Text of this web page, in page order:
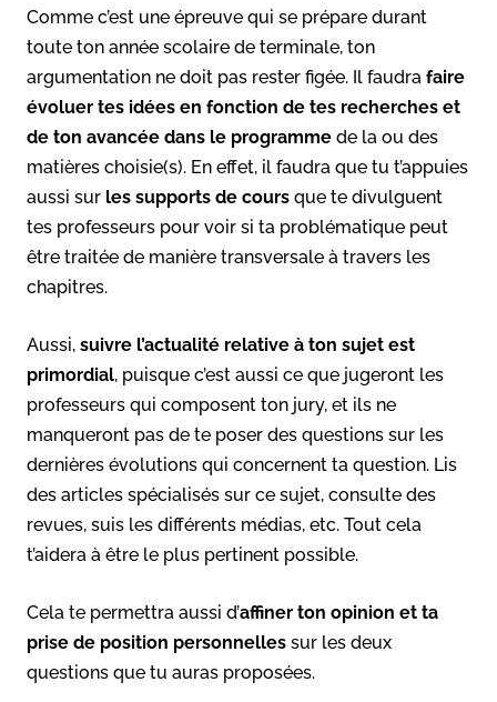
Comme c’est une épreuve qui se prépare durant
toute ton année scolaire de terminale, ton
argumentation ne doit pas rester figée. Il faudra faire
évoluer tes idées en fonction de tes recherches et
de ton avancée dans le programme de la ou des
matières choisie(s). En effet, il faudra que tu t’appuies
aussi sur les supports de cours que te divulguent
tes professeurs pour voir si ta problématique peut
être traitée de manière transversale à travers les
chapitres.
Aussi, suivre l’actualité relative à ton sujet est
primordial, puisque c’est aussi ce que jugeront les
professeurs qui composent ton jury, et ils ne
manqueront pas de te poser des questions sur les
dernières évolutions qui concernent ta question. Lis
des articles spécialisés sur ce sujet, consulte des
revues, suis les différents médias, etc. Tout cela
t’aidera à être le plus pertinent possible.
Cela te permettra aussi d’affiner ton opinion et ta
prise de position personnelles sur les deux
questions que tu auras proposées.